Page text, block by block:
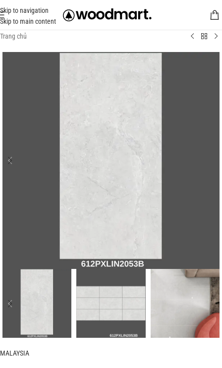
Skip to navigation
Skip to main content
Trang chủ
MALAYSIA